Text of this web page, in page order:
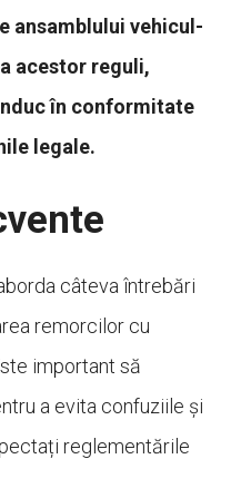
ansamblului vehicul-
acestor reguli,
în conformitate
legale.
câteva întrebări
remorcilor cu
important să
a evita confuziile și
reglementările